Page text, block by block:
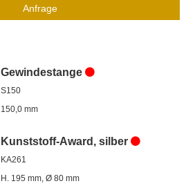
Anfrage
Gewindestange
S150
150,0 mm
Kunststoff-Award, silber
KA261
H. 195 mm, Ø 80 mm